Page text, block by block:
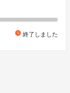
watch_later 終了しました